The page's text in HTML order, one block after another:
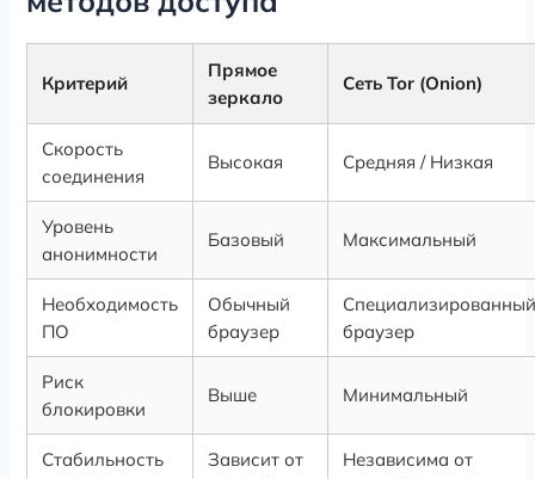
Критерий
Прямое
зеркало
Сеть Tor (Onion)
Скорость
соединения
Высокая Средняя / Низкая
Уровень
анонимности
Базовый Максимальный
Необходимость
ПО
Обычный
браузер
браузер
Риск
блокировки
Выше Минимальный
Стабильность
Зависит от
Независима от